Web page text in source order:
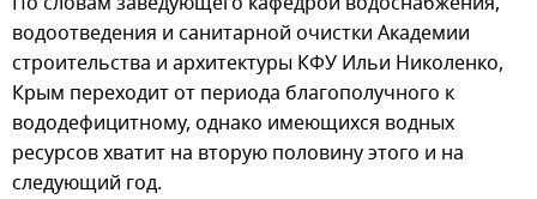
водоотведения и санитарной очистки Академии
строительства и архитектуры КФУ Ильи Николенко,
Крым переходит от периода благополучного к
вододефицитному, однако имеющихся водных
ресурсов хватит на вторую половину этого и на
следующий год.